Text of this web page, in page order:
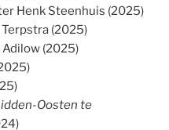
Henk Steenhuis (2025)
(2025)
Adilow (2025)
Oosten te